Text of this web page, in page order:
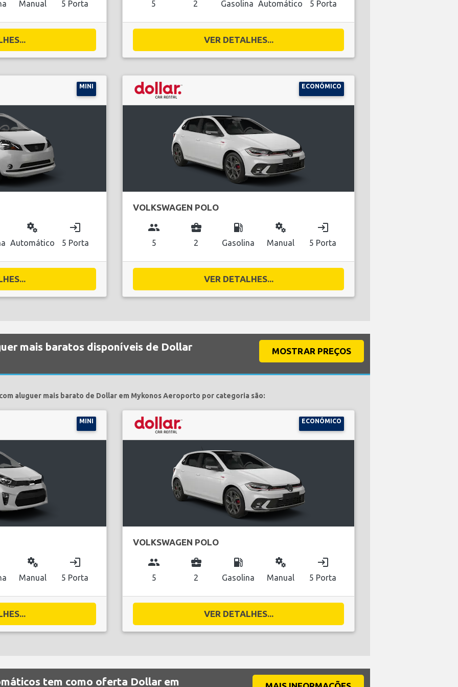
Manual 5 Porta 5 2 Gasolina Automático 5 Porta
VER DETALHES...
MINI
miscellaneous_services
Automático
login
5 Porta
ECONÓMICO
VOLKSWAGEN POLO
group
5
business_center
2
local_gas_station
Gasolina
miscellaneous_services
Manual
login
5 Porta
VER DETALHES...
mais baratos disponíveis de Dollar
MOSTRAR PREÇOS
aluguer mais barato de Dollar em Mykonos Aeroporto por categoria são:
MINI
miscellaneous_services
Manual
login
5 Porta
ECONÓMICO
VOLKSWAGEN POLO
group
5
business_center
2
local_gas_station
Gasolina
miscellaneous_services
Manual
login
5 Porta
VER DETALHES...
tem como oferta Dollar em